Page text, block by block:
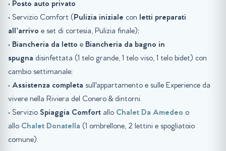
• Posto auto privato
• Servizio Comfort (Pulizia iniziale con letti preparati
all’arrivo e set di cortesia, Pulizia finale);
• Biancheria da letto e Biancheria da bagno in
spugna disinfettata (1 telo grande, 1 telo viso, 1 telo bidet) con
cambio settimanale;
• Assistenza completa sull'appartamento e sulle Experience da
vivere nella Riviera del Conero & dintorni.
• Servizio Spiaggia Comfort allo Chalet Da Amedeo o
allo Chalet Donatella (1 ombrellone, 2 lettini e spogliatoio
comune).